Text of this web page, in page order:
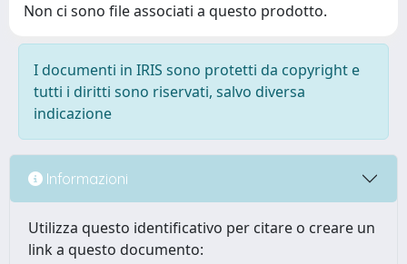
Non ci sono file associati a questo prodotto.
I documenti in IRIS sono protetti da copyright e
tutti i diritti sono riservati, salvo diversa
indicazione
Informazioni
Utilizza questo identificativo per citare o creare un
link a questo documento: